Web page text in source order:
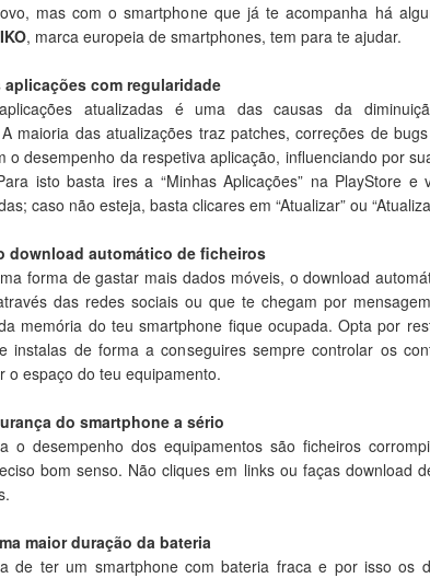
mas com o smartphone que já te acompanha há
, marca europeia de smartphones, tem para te ajudar.
aplicações com regularidade
atualizadas é uma das causas da
maioria das atualizações traz patches, correções de
o desempenho da respetiva aplicação, influenciando por
isto basta ires a “Minhas Aplicações” na PlayStore e
caso não esteja, basta clicares em “Atualizar” ou
download automático de ficheiros
forma de gastar mais dados móveis, o download
das redes sociais ou que te chegam por
memória do teu smartphone fique ocupada. Opta por
instalas de forma a conseguires sempre controlar os
o espaço do teu equipamento.
do smartphone a sério
o desempenho dos equipamentos são ficheiros
bom senso. Não cliques em links ou faças download
maior duração da bateria
de ter um smartphone com bateria fraca e por isso os